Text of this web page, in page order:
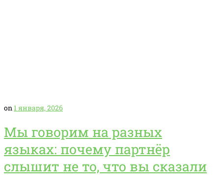
on 1 января, 2026
Мы говорим на разных
языках: почему партнёр
слышит не то, что вы сказали